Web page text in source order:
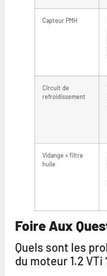
Capteur PMH
Circuit de
refroidissement
Vidange + filtre
huile
Foire Aux
Quels sont les
du moteur 1.2 VTi